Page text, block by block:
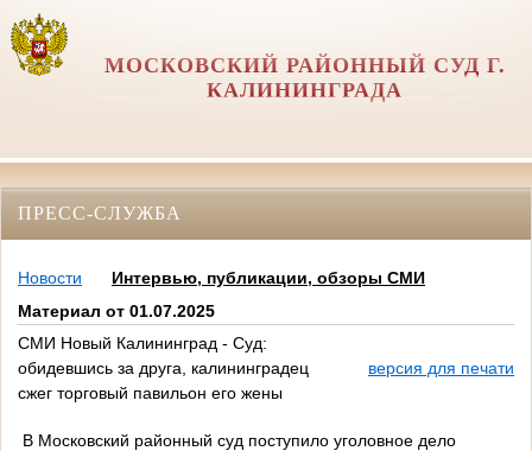
МОСКОВСКИЙ РАЙОННЫЙ СУД Г.
КАЛИНИНГРАДА
ПРЕСС-СЛУЖБА
Новости
Интервью, публикации, обзоры СМИ
Материал от 01.07.2025
СМИ Новый Калининград - Суд:
обидевшись за друга, калининградец
сжег торговый павильон его жены
версия для печати
В Московский районный суд поступило уголовное дело